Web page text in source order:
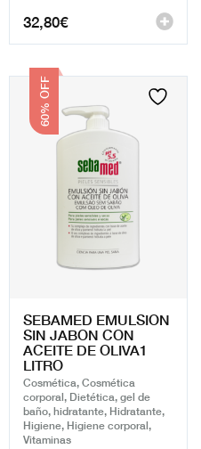
32,80€
60% OFF
SEBAMED EMULSION
SIN JABON CON
ACEITE DE OLIVA1
LITRO
Cosmética, Cosmética
corporal, Dietética, gel de
baño, hidratante, Hidratante,
Higiene, Higiene corporal,
Vitaminas